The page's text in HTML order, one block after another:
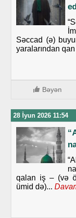
Səccad (ə)
yaralarından
Bəyən
28 İyun 2026 11:54
qalan iş – (və
ümid də)...